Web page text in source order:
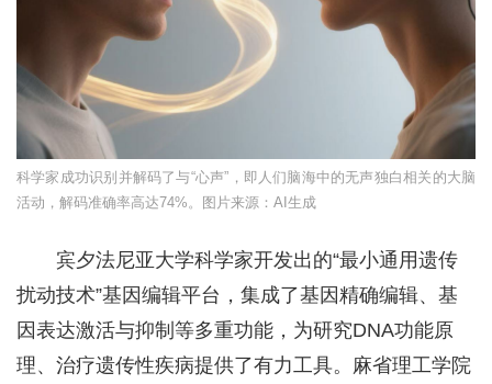
科学家成功识别并解码了与“心声”，即人们脑海中的无声独白相关的大脑
活动，解码准确率高达74%。图片来源：AI生成
宾夕法尼亚大学科学家开发出的“最小通用遗传
扰动技术”基因编辑平台，集成了基因精确编辑、基
因表达激活与抑制等多重功能，为研究DNA功能原
理、治疗遗传性疾病提供了有力工具。麻省理工学院